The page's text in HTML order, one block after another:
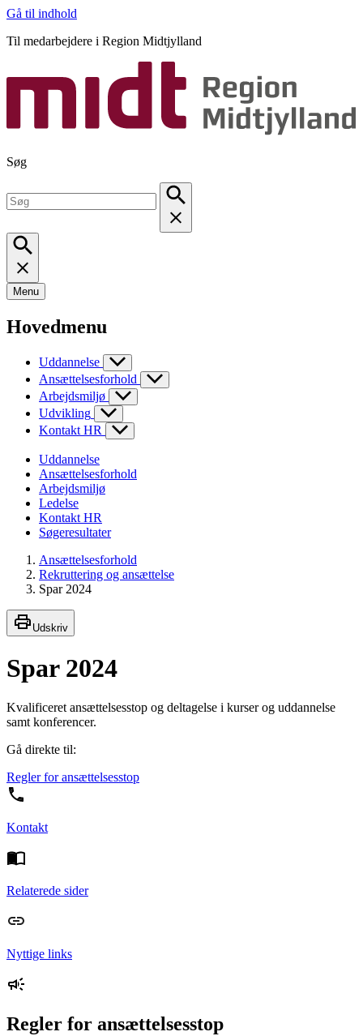
Gå til indhold
Til medarbejdere i Region Midtjylland
Søg
Menu
Hovedmenu
Uddannelse
Ansættelsesforhold
Arbejdsmiljø
Udvikling
Kontakt HR
Uddannelse
Ansættelsesforhold
Arbejdsmiljø
Ledelse
Kontakt HR
Søgeresultater
Ansættelsesforhold
Rekruttering og ansættelse
Spar 2024
Udskriv
Spar 2024
Kvalificeret ansættelsesstop og deltagelse i kurser og uddannelse
samt konferencer.
Gå direkte til:
Regler for ansættelsesstop
Kontakt
Relaterede sider
Nyttige links
Regler for ansættelsesstop